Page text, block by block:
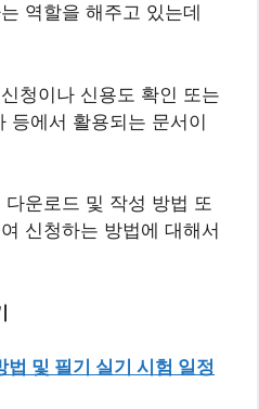
역할을 해주고 있는데
청이나 신용도 확인 또는
등에서 활용되는 문서이
운로드 및 작성 방법 또
신청하는 방법에 대해서
법 및 필기 실기 시험 일정